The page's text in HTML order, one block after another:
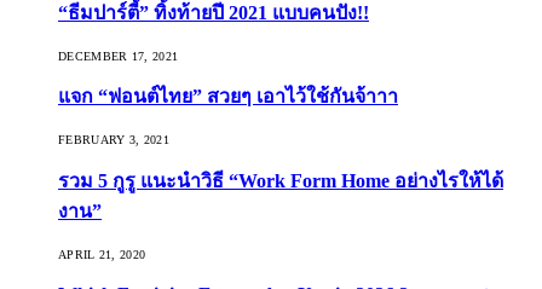
“ธีมปาร์ตี้” ทิ้งท้ายปี 2021 แบบคนปัง!!
DECEMBER 17, 2021
แจก “ฟอนต์ไทย” สวยๆ เอาไว้ใช้กันจ้าาา
FEBRUARY 3, 2021
รวม 5 กูรู แนะนำวิธี “Work Form Home อย่างไรให้ได้
งาน”
APRIL 21, 2020